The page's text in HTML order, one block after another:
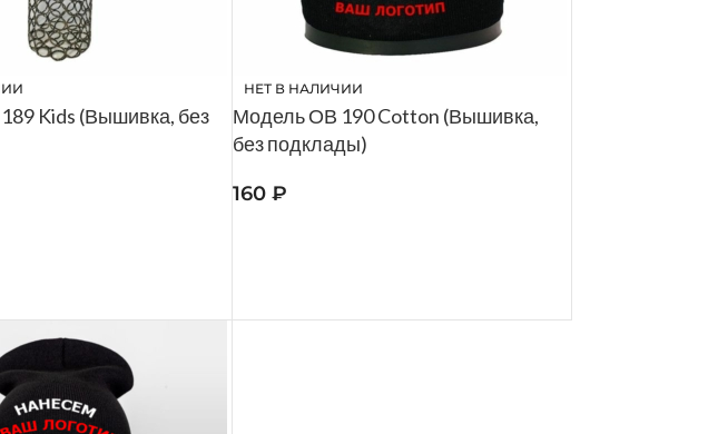
Kids (Вышивка, без
НЕТ В НАЛИЧИИ
Модель ОВ 190 Cotton (Вышивка,
без подклады)
160 ₽